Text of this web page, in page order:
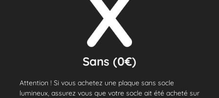
Sans (0€)
Attention ! Si vous achetez une plaque sans socle
lumineux, assurez vous que votre socle ait été acheté sur